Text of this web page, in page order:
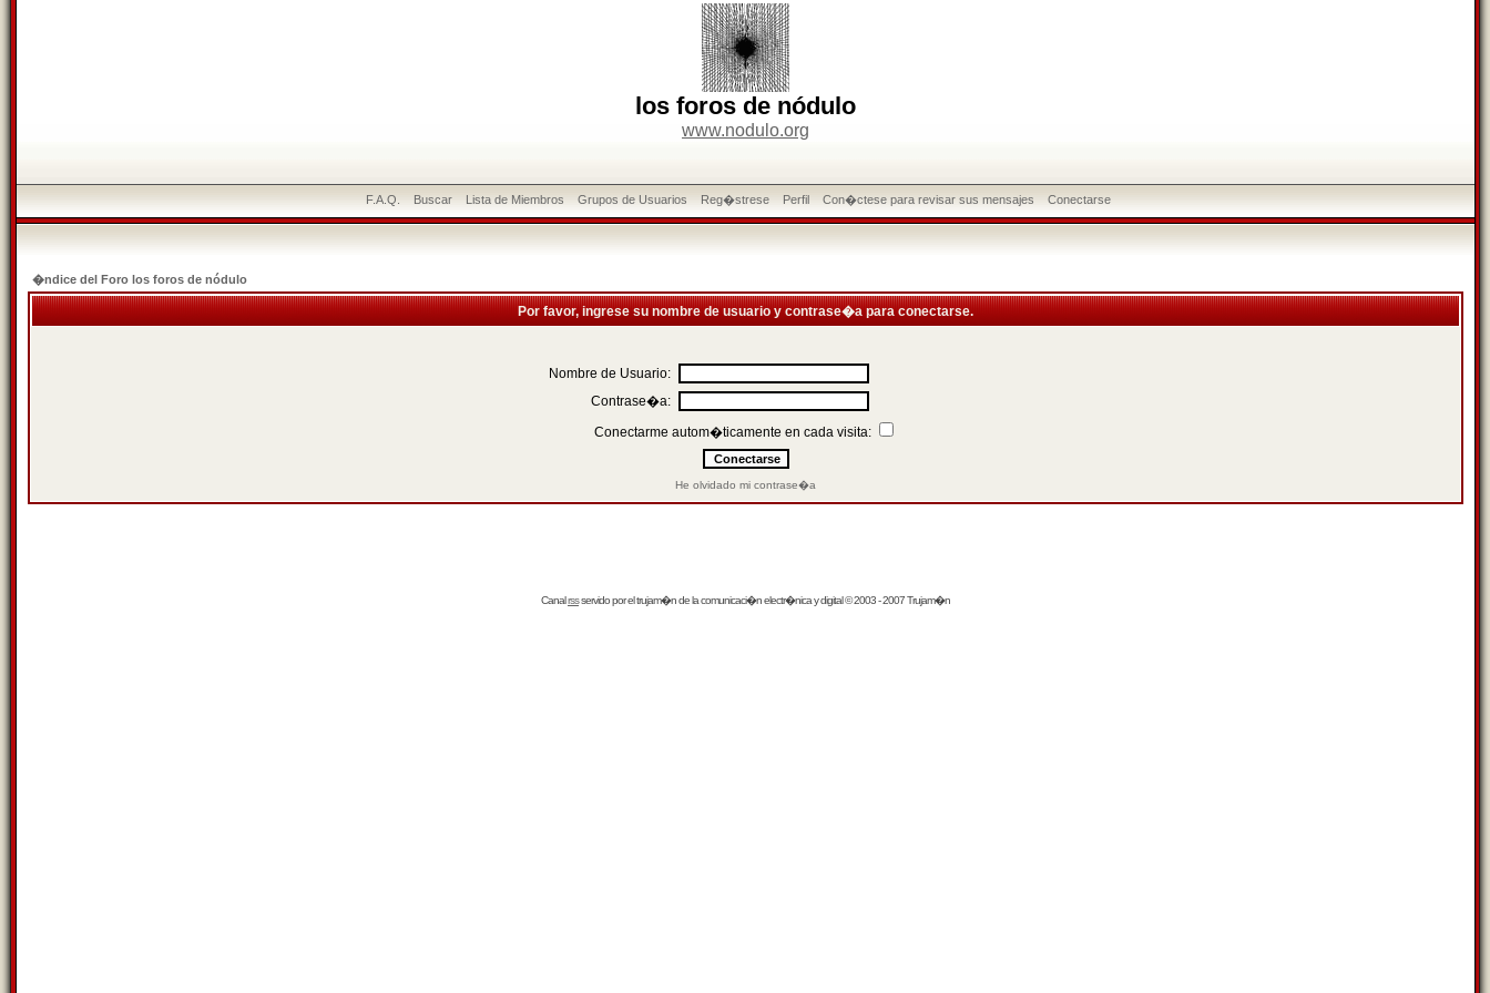
los foros de nódulo
www.nodulo.org
F.A.Q. Buscar Lista de Miembros Grupos de Usuarios Reg�strese Perfil Con�ctese para revisar sus mensajes Conectarse
�ndice del Foro los foros de nódulo
Por favor, ingrese su nombre de usuario y contrase�a para conectarse.
Nombre de Usuario:
Contrase�a:
Conectarme autom�ticamente en cada visita:
He olvidado mi contrase�a
Canalrssservido por eltrujam�nde la comunicaci�n electr�nica y digital © 2003 - 2007 Trujam�n